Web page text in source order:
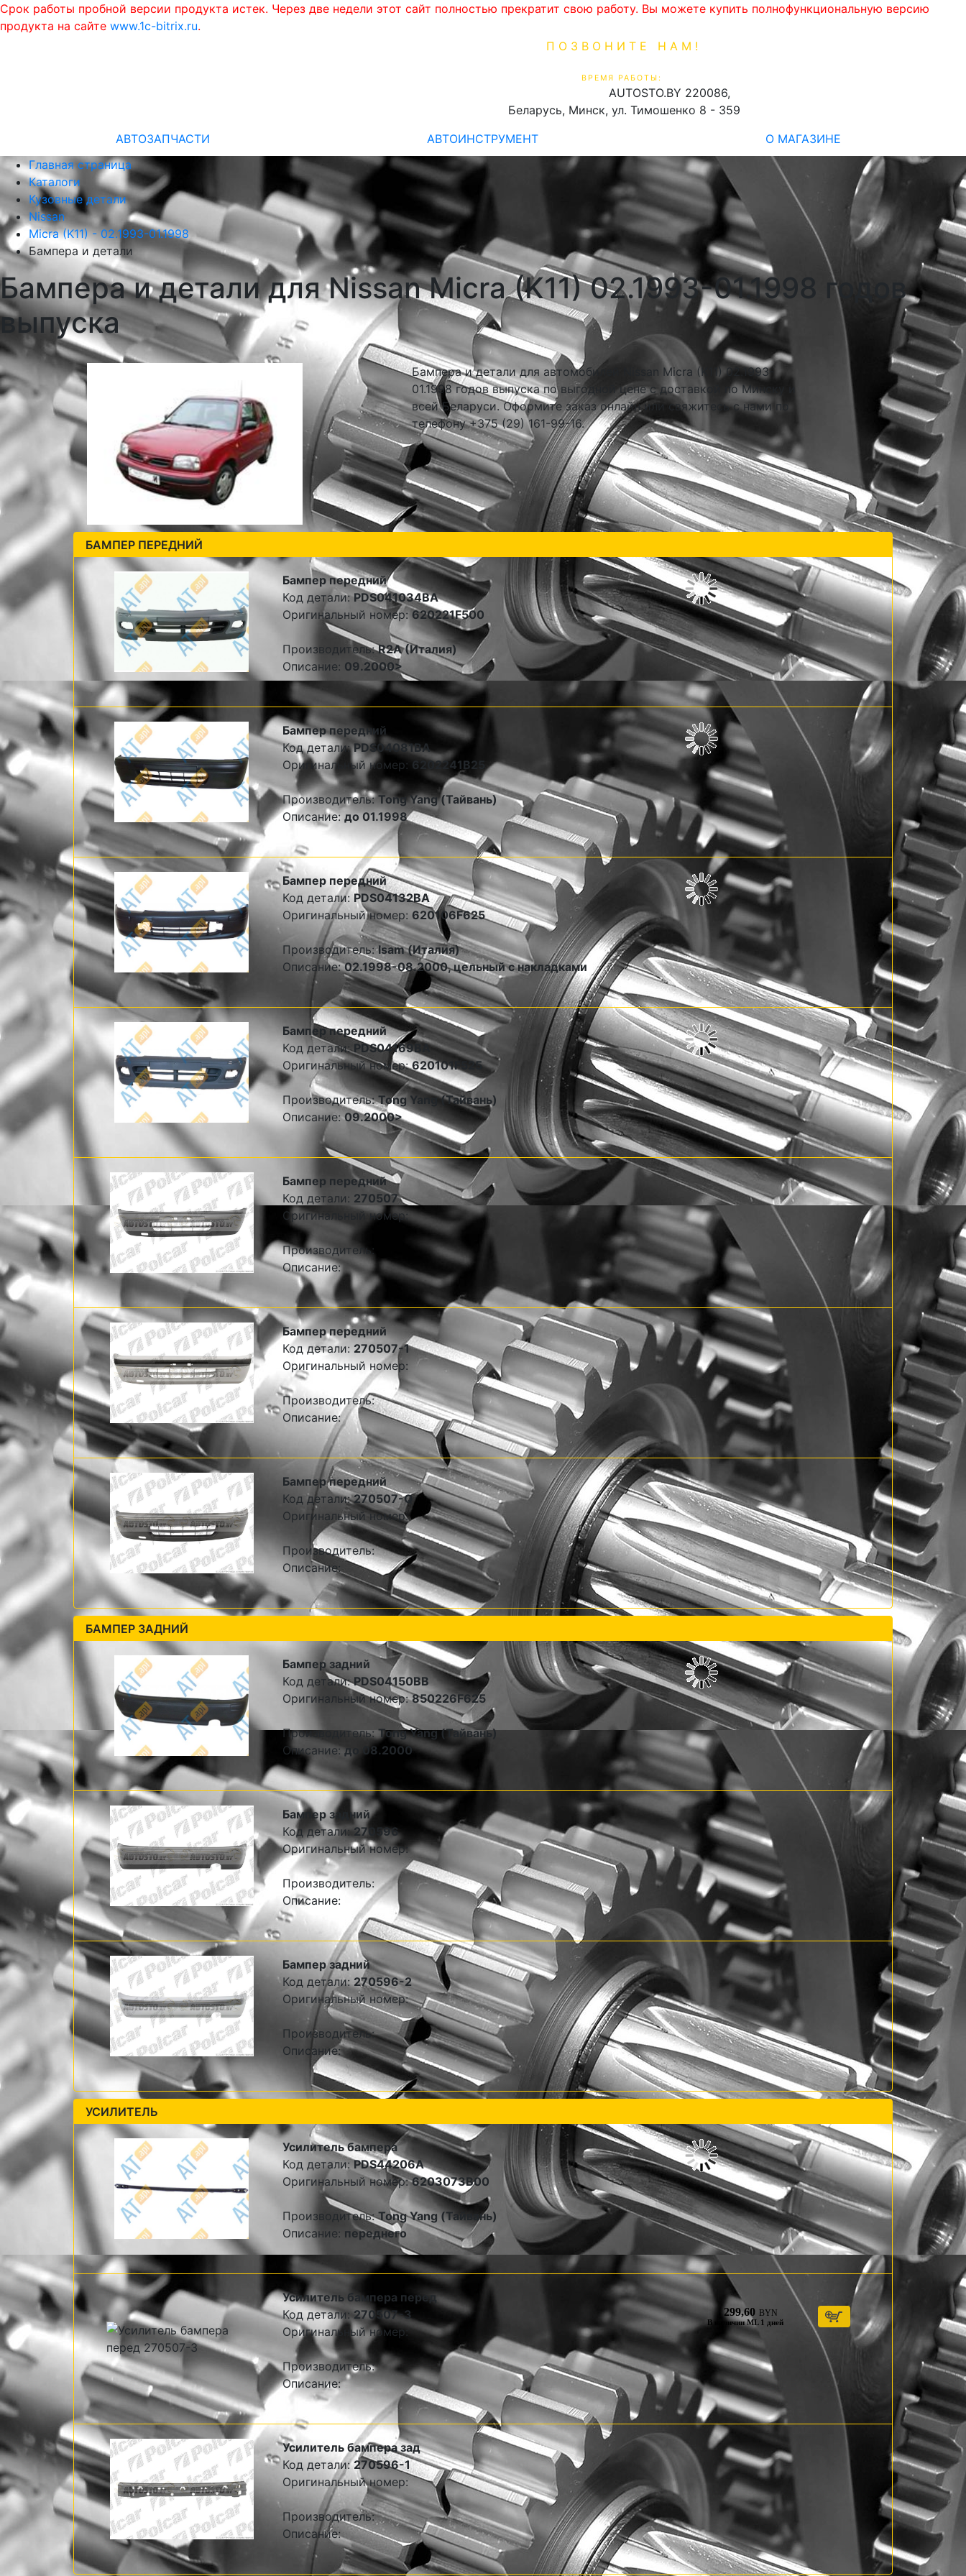
Срок работы пробной версии продукта истек. Через две недели этот сайт полностью прекратит свою работу. Вы можете купить полнофункциональную версию
продукта на сайте www.1c-bitrix.ru.
ПОЗВОНИТЕ НАМ!
ВРЕМЯ РАБОТЫ:
AUTOSTO.BY 220086,
Беларусь, Минск, ул. Тимошенко 8 - 359
АВТОЗАПЧАСТИ АВТОИНСТРУМЕНТ
О МАГАЗИНЕ
Главная страница
Каталоги
Кузовные детали
Nissan
Micra (K11) - 02.1993-01.1998
Бампера и детали
Бампера и детали для Nissan Micra (K11) 02.1993-01.1998 годов
выпуска
Бампера и детали для автомобилей Nissan Micra (K11) 02.1993-
01.1998 годов выпуска по выгодной цене с доставкой по Минску и
всей Беларуси. Оформите заказ онлайн или свяжитесь с нами по
телефону +375 (29) 161-99-16.
БАМПЕР ПЕРЕДНИЙ
Бампер передний
Код детали:PDS041034BA
Оригинальный номер: 620221F500
Производитель:R2A (Италия)
Описание: 09.2000>
Бампер передний
Код детали:PDS04081BA
Оригинальный номер: 6202241B25
Производитель:Tong Yang (Тайвань)
Описание: до 01.1998
Бампер передний
Код детали:PDS04132BA
Оригинальный номер: 620106F625
Производитель:Isam (Италия)
Описание:02.1998-08.2000, цельный с накладками
Бампер передний
Код детали:PDS04169BA
Оригинальный номер:620101F525
Производитель:Tong Yang (Тайвань)
Описание:09.2000>
Бампер передний
Код детали: 270507
Оригинальный номер:
Производитель:
Описание:
Бампер передний
Код детали: 270507-1
Оригинальный номер:
Производитель:
Описание:
Бампер передний
Код детали:270507-Q
Оригинальный номер:
Производитель:
Описание:
БАМПЕР ЗАДНИЙ
Бампер задний
Код детали:PDS04150BB
Оригинальный номер:850226F625
Производитель:Tong Yang (Тайвань)
Описание:до 08.2000
Бампер задний
Код детали:270596
Оригинальный номер:
Производитель:
Описание:
Бампер задний
Код детали:270596-2
Оригинальный номер:
Производитель:
Описание:
УСИЛИТЕЛЬ
Усилитель бампера
Код детали:PDS44206A
Оригинальный номер:6203073B00
Производитель:Tong Yang (Тайвань)
Описание: переднего
Усилитель бампера перед
Код детали:270507-3
Оригинальный номер:
Производитель:
Описание:
В наличии ML 1 дней
299,60 BYN
Усилитель бампера зад
Код детали:270596-1
Оригинальный номер:
Производитель:
Описание: